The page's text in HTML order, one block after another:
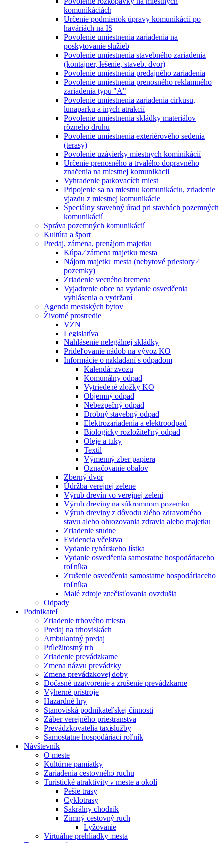
komunikáciách
Určenie podmienok úpravy komunikácií po
haváriách na IS
Povolenie umiestnenia zariadenia na
poskytovanie služieb
Povolenie umiestnenia stavebného zariadenia
(kontajner, lešenie, staveb. dvor)
Povolenie umiestnenia predajného zariadenia
Povolenie umiestnenia prenosného reklamného
zariadenia typu "A"
Povolenie umiestnenia zariadenia cirkusu,
lunaparku a iných atrakcií
Povolenie umiestnenia skládky materiálov
rôzneho druhu
Povolenie umiestnenia exteriérového sedenia
(terasy)
Povolenie uzávierky miestnych kominikácií
Určenie prenosného a trvalého dopravného
značenia na miestnej komunikácii
Vyhradenie parkovacích miest
Pripojenie sa na miestnu komunikáciu, zriadenie
vjazdu z miestnej komunikácie
Špeciálny stavebný úrad pri stavbách pozemných
komunikácií
Správa pozemných komunikácií
Kultúra a šport
Predaj, zámena, prenájom majetku
Kúpa ⁄ zámena majetku mesta
Nájom majetku mesta (nebytové priestory ⁄
pozemky)
Zriadenie vecného bremena
Vyjadrenie obce na vydanie osvedčenia
vyhlásenia o vydržaní
Agenda mestských bytov
Životné prostredie
VZN
Legislatíva
Nahlásenie nelegálnej skládky
Prideľovanie nádob na vývoz KO
Informácie o nakladaní s odpadom
Kalendár zvozu
Komunálny odpad
Vytriedené zložky KO
Objemný odpad
Nebezpečný odpad
Drobný stavebný odpad
Elektrozariadenia a elektroodpad
Biologicky rozložiteľný odpad
Oleje a tuky
Textil
Výmenný zber papiera
Označovanie obalov
Zberný dvor
Údržba verejnej zelene
Výrub drevín vo verejnej zeleni
Výrub dreviny na súkromnom pozemku
Výrub dreviny z dôvodu zlého zdravotného
stavu alebo ohrozovania zdravia alebo majetku
Zriadenie studne
Evidencia včelstva
Vydanie rybárskeho lístka
Vydanie osvedčenia samostatne hospodáriaceho
roľníka
Zrušenie osvedčenia samostatne hospodáriaceho
roľníka
Malé zdroje znečisťovania ovzdušia
Odpady
Podnikateľ
Zriadenie trhového miesta
Predaj na trhoviskách
Ambulantný predaj
Príležitostný trh
Zriadenie prevádzkarne
Zmena názvu prevádzky
Zmena prevádzkovej doby
Dočasné uzatvorenie a zrušenie prevádzkarne
Výherné prístroje
Hazardné hry
Stanoviská podnikateľskej činnosti
Záber verejného priestranstva
Prevádzkovatelia taxislužby
Samostatne hospodáriaci roľník
Návštevník
O meste
Kultúrne pamiatky
Zariadenia cestovného ruchu
Turistické atraktivity v meste a okolí
Pešie trasy
Cyklotrasy
Sakrálny chodník
Zimný cestovný ruch
Lyžovanie
Virtuálne prehliadky mesta